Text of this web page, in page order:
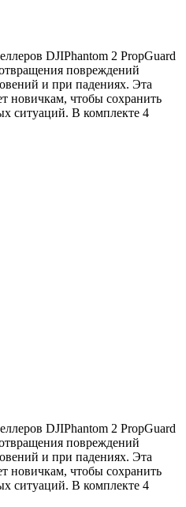
DJIPhantom 2 PropGuard
повреждений
и при падениях. Эта
новичкам, чтобы сохранить
ситуаций. В комплекте 4
DJIPhantom 2 PropGuard
повреждений
и при падениях. Эта
новичкам, чтобы сохранить
ситуаций. В комплекте 4